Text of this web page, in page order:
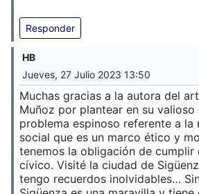
Responder
HB
Jueves, 27 Julio 2023 13:50
Muchas gracias a la autora del
Muñoz por plantear en su
problema espinoso referente a la
social que es un marco ético y
tenemos la obligación de cumplir
cívico. Visité la ciudad de
tengo recuerdos inolvidables…